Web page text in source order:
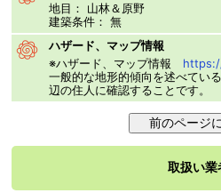
地目： 山林＆原野
建築条件： 無
ハザード、マップ情報
※ハザード、マップ情報
一般的な地形的傾向を述べてい
辺の住人に確認することです。
取扱い業